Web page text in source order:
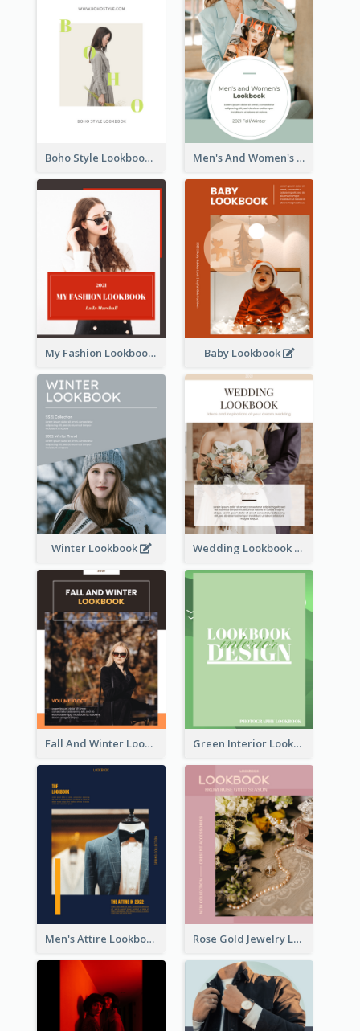
Boho Style Lookbook Men's And Women's Lookbook
My Fashion Lookbook Baby Lookbook
Winter Lookbook Wedding Lookbook
Fall And Winter Lookbook Green Interior Lookbook
Men's Attire Lookbook Rose Gold Jewelry Lookbook